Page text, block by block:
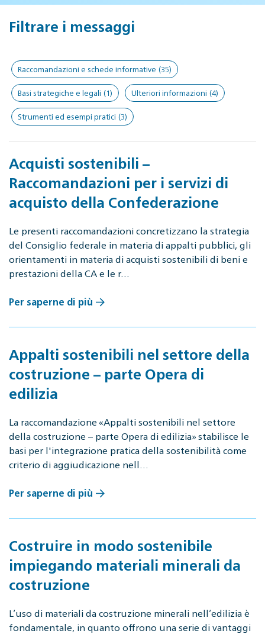
Filtrare i messaggi
Raccomandazioni e schede informative (35)
Basi strategiche e legali (1) Ulteriori informazioni (4)
Strumenti ed esempi pratici (3)
Acquisti sostenibili –
Raccomandazioni per i servizi di
acquisto della Confederazione
Le presenti raccomandazioni concretizzano la strategia
del Consiglio federale in materia di appalti pubblici, gli
orientamenti in materia di acquisti sostenibili di beni e
prestazioni della CA e le r…
Per saperne di più
Appalti sostenibili nel settore della
costruzione – parte Opera di
edilizia
La raccomandazione «Appalti sostenibili nel settore
della costruzione – parte Opera di edilizia» stabilisce le
basi per l'integrazione pratica della sostenibilità come
criterio di aggiudicazione nell…
Per saperne di più
Costruire in modo sostenibile
impiegando materiali minerali da
costruzione
L’uso di materiali da costruzione minerali nell’edilizia è
fondamentale, in quanto offrono una serie di vantaggi